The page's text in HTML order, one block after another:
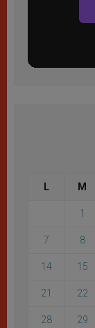
L M
1
7 8
14 15
21 22
28 29